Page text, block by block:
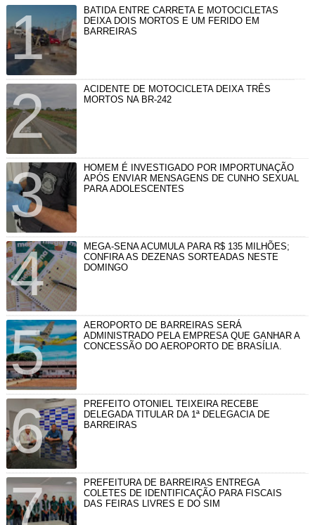
BATIDA ENTRE CARRETA E MOTOCICLETAS
DEIXA DOIS MORTOS E UM FERIDO EM
BARREIRAS
ACIDENTE DE MOTOCICLETA DEIXA TRÊS
MORTOS NA BR-242
HOMEM É INVESTIGADO POR IMPORTUNAÇÃO
APÓS ENVIAR MENSAGENS DE CUNHO SEXUAL
PARA ADOLESCENTES
MEGA-SENA ACUMULA PARA R$ 135 MILHÕES;
CONFIRA AS DEZENAS SORTEADAS NESTE
DOMINGO
AEROPORTO DE BARREIRAS SERÁ
ADMINISTRADO PELA EMPRESA QUE GANHAR A
CONCESSÃO DO AEROPORTO DE BRASÍLIA.
PREFEITO OTONIEL TEIXEIRA RECEBE
DELEGADA TITULAR DA 1ª DELEGACIA DE
BARREIRAS
PREFEITURA DE BARREIRAS ENTREGA
COLETES DE IDENTIFICAÇÃO PARA FISCAIS
DAS FEIRAS LIVRES E DO SIM